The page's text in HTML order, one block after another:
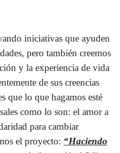
iniciativas que ayuden
pero también creemos
y la experiencia de vida
de sus creencias
que lo que hagamos esté
como lo son: el amor a
para cambiar
el proyecto: “Haciendo